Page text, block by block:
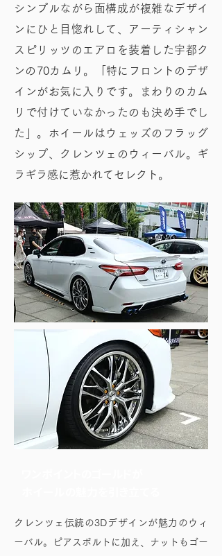
シンプルながら面構成が複雑なデザイ
ンにひと目惚れして、アーティシャン
スピリッツのエアロを装着した宇都ク
ンの70カムリ。「特にフロントのデザ
インがお気に入りです。まわりのカム
リで付けていなかったのも決め手でし
た」。ホイールはウェッズのフラッグ
シップ、クレンツェのウィーバル。ギ
ラギラ感に惹かれてセレクト。
クレンツェ伝統の3Dデザインが魅力のウィ
ーバル。ピアスボルトに加え、ナットもゴー